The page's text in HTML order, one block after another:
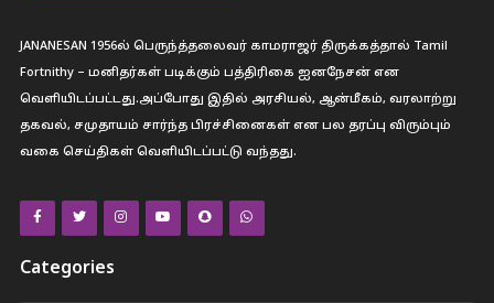
JANANESAN 1956ல் பெருந்த்தலைவர் காமராஜர் திருக்கத்தால் Tamil
Fortnithy – மனிதர்கள் படிக்கும் பத்திரிகை ஐனநேசன் என
வெளியிடப்பட்டது.அப்போது இதில் அரசியல், ஆன்மீகம், வரலாற்று
தகவல், சமுதாயம் சார்ந்த பிரச்சினைகள் என பல தரப்பு விரும்பும்
வகை செய்திகள் வெளியிடப்பட்டு வந்தது.
Categories